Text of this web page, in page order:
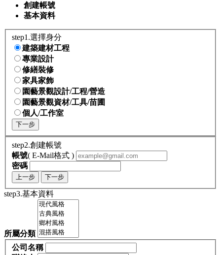
創建帳號
基本資料
step1.選擇身分
建築建材工程
專業設計
修繕裝修
家具家飾
園藝景觀設計/工程/營造
園藝景觀資材/工具/苗圃
個人/工作室
下一步
step2.創建帳號
帳號( E-Mail格式 )
密碼
上一步 下一步
step3.基本資料
所屬分類
公司名稱